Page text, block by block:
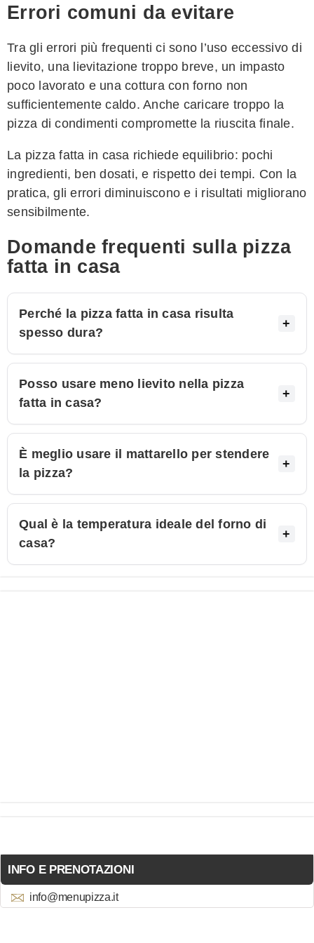
Errori comuni da evitare
Tra gli errori più frequenti ci sono l’uso eccessivo di
lievito, una lievitazione troppo breve, un impasto
poco lavorato e una cottura con forno non
sufficientemente caldo. Anche caricare troppo la
pizza di condimenti compromette la riuscita finale.
La pizza fatta in casa richiede equilibrio: pochi
ingredienti, ben dosati, e rispetto dei tempi. Con la
pratica, gli errori diminuiscono e i risultati migliorano
sensibilmente.
Domande frequenti sulla pizza
fatta in casa
Perché la pizza fatta in casa risulta
spesso dura?
Posso usare meno lievito nella pizza
fatta in casa?
È meglio usare il mattarello per stendere
la pizza?
Qual è la temperatura ideale del forno di
casa?
INFO E PRENOTAZIONI
info@menupizza.it